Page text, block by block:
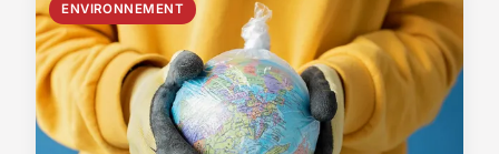
ENVIRONNEMENT